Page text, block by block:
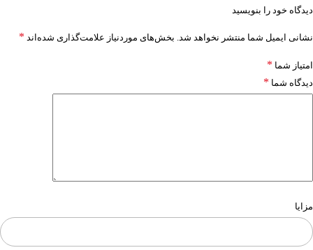
دیدگاه خود را بنویسید
نشانی ایمیل شما منتشر نخواهد شد. بخش‌های موردنیاز علامت‌گذاری شده‌اند *
امتیاز شما *
دیدگاه شما *
مزایا